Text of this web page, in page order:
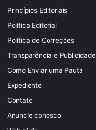
Princípios Editoriais
Política Editorial
Política de Correções
Transparência e Publicidade
Como Enviar uma Pauta
Expediente
Contato
Anuncie conosco